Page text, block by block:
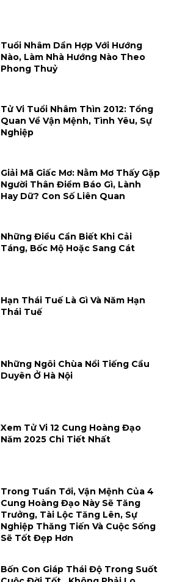
Tuổi Nhâm Dần Hợp Với Hướng
Nào, Làm Nhà Hướng Nào Theo
Phong Thuỷ
Tử Vi Tuổi Nhâm Thìn 2012: Tổng
Quan Về Vận Mệnh, Tình Yêu, Sự
Nghiệp
Giải Mã Giấc Mơ: Nằm Mơ Thấy Gặp
Người Thân Điềm Báo Gì, Lành
Hay Dữ? Con Số Liên Quan
Những Điều Cần Biết Khi Cải
Táng, Bốc Mộ Hoặc Sang Cát
Hạn Thái Tuế Là Gì Và Năm Hạn
Thái Tuế
Những Ngôi Chùa Nổi Tiếng Cầu
Duyên Ở Hà Nội
Xem Tử Vi 12 Cung Hoàng Đạo
Năm 2025 Chi Tiết Nhất
Trong Tuần Tới, Vận Mệnh Của 4
Cung Hoàng Đạo Này Sẽ Tăng
Trưởng, Tài Lộc Tăng Lên, Sự
Nghiệp Thăng Tiến Và Cuộc Sống
Sẽ Tốt Đẹp Hơn
Bốn Con Giáp Thái Độ Trong Suốt